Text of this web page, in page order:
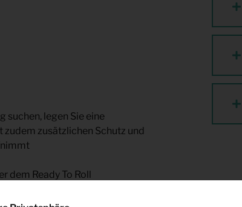
suchen, legen Sie eine
zusätzlichen Schutz und
dem Ready To Roll